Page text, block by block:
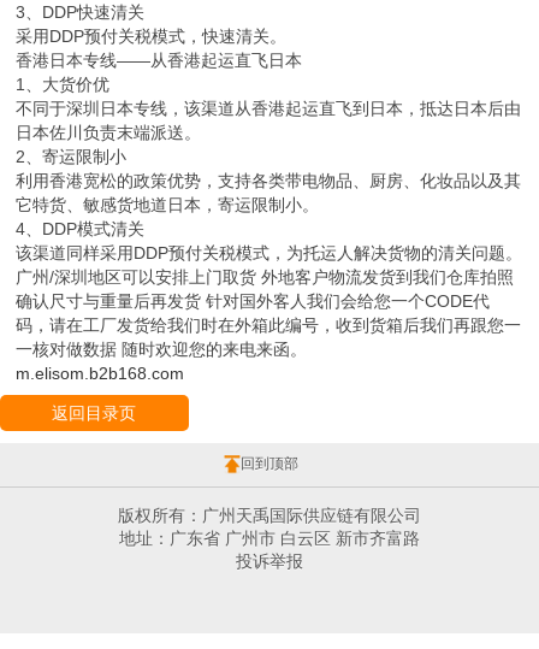
3、DDP快速清关
采用DDP预付关税模式，快速清关。
香港日本专线——从香港起运直飞日本
1、大货价优
不同于深圳日本专线，该渠道从香港起运直飞到日本，抵达日本后由
日本佐川负责末端派送。
2、寄运限制小
利用香港宽松的政策优势，支持各类带电物品、厨房、化妆品以及其
它特货、敏感货地道日本，寄运限制小。
4、DDP模式清关
该渠道同样采用DDP预付关税模式，为托运人解决货物的清关问题。
广州/深圳地区可以安排上门取货 外地客户物流发货到我们仓库拍照
确认尺寸与重量后再发货 针对国外客人我们会给您一个CODE代
码，请在工厂发货给我们时在外箱此编号，收到货箱后我们再跟您一
一核对做数据 随时欢迎您的来电来函。
m.elisom.b2b168.com
返回目录页
回到顶部
版权所有：广州天禹国际供应链有限公司
地址：广东省 广州市 白云区 新市齐富路
投诉举报